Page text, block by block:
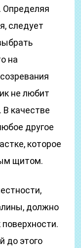
Определяя
следует
на
не любит
В качестве
другое
которое
щитом.
должно
до этого